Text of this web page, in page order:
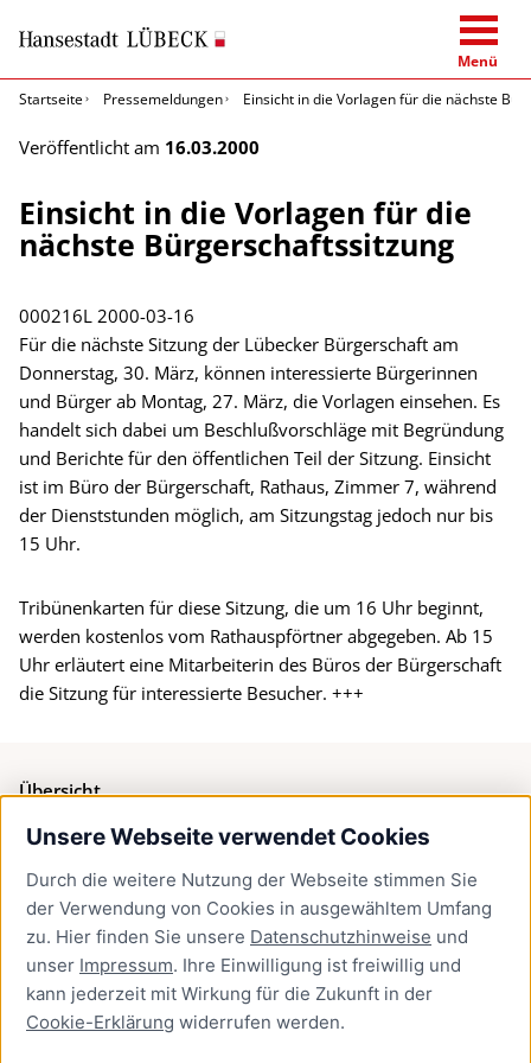
Unsere Webseite verwendet Cookies
Durch die weitere Nutzung der Webseite stimmen Sie
der Verwendung von Cookies in ausgewähltem Umfang
zu. Hier finden Sie unsere Datenschutzhinweise und
unser Impressum. Ihre Einwilligung ist freiwillig und
kann jederzeit mit Wirkung für die Zukunft in der
Cookie-Erklärung widerrufen werden.
Menü
Startseite
Pressemeldungen Einsicht in die Vorlagen für die nächste
Veröffentlicht am 16.03.2000
Einsicht in die Vorlagen für die
nächste Bürgerschaftssitzung
000216L 2000-03-16
Für die nächste Sitzung der Lübecker Bürgerschaft am
Donnerstag, 30. März, können interessierte Bürgerinnen
und Bürger ab Montag, 27. März, die Vorlagen einsehen. Es
handelt sich dabei um Beschlußvorschläge mit Begründung
und Berichte für den öffentlichen Teil der Sitzung. Einsicht
ist im Büro der Bürgerschaft, Rathaus, Zimmer 7, während
der Dienststunden möglich, am Sitzungstag jedoch nur bis
15 Uhr.
Tribünenkarten für diese Sitzung, die um 16 Uhr beginnt,
werden kostenlos vom Rathauspförtner abgegeben. Ab 15
Uhr erläutert eine Mitarbeiterin des Büros der Bürgerschaft
die Sitzung für interessierte Besucher. +++
Übersicht
Bürgerservice
Presse
Newsletter Lübeck:kompakt
Kontakt
Kontakt